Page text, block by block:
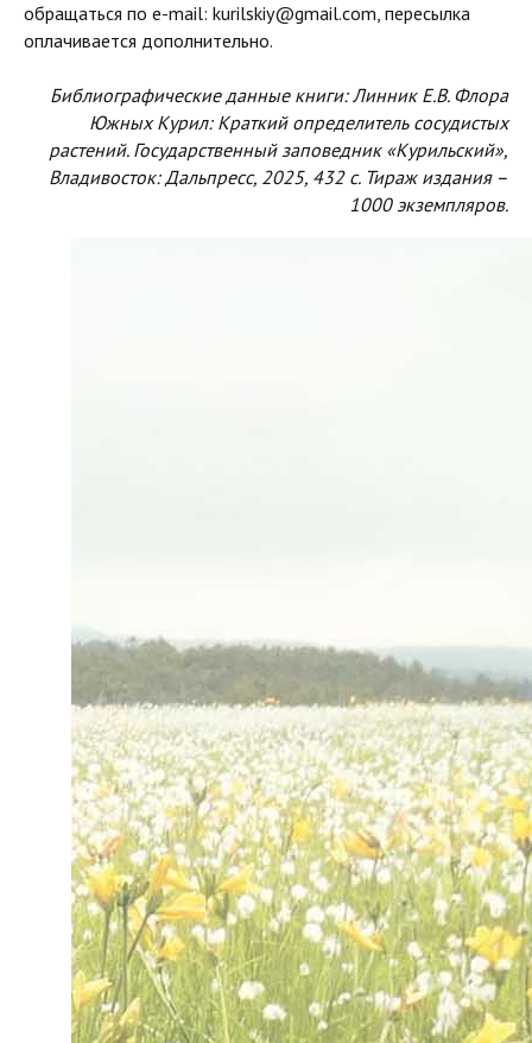
обращаться по e-mail: kurilskiy@gmail.com, пересылка
оплачивается дополнительно.
Библиографические данные книги: Линник Е.В. Флора
Южных Курил: Краткий определитель сосудистых
растений. Государственный заповедник «Курильский»,
Владивосток: Дальпресс, 2025, 432 с. Тираж издания –
1000 экземпляров.